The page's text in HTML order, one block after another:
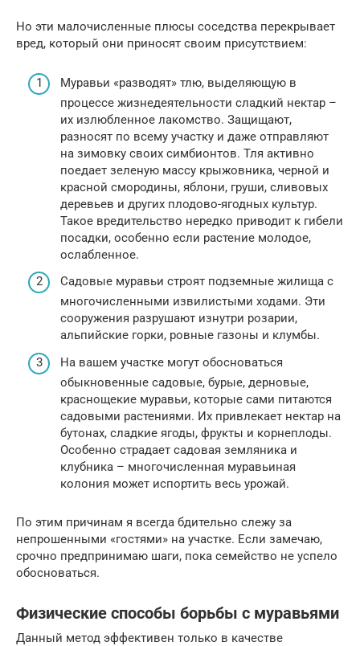
Но эти малочисленные плюсы соседства перекрывает
вред, который они приносят своим присутствием:
Муравьи «разводят» тлю, выделяющую в
процессе жизнедеятельности сладкий нектар –
их излюбленное лакомство. Защищают,
разносят по всему участку и даже отправляют
на зимовку своих симбионтов. Тля активно
поедает зеленую массу крыжовника, черной и
красной смородины, яблони, груши, сливовых
деревьев и других плодово-ягодных культур.
Такое вредительство нередко приводит к гибели
посадки, особенно если растение молодое,
ослабленное.
Садовые муравьи строят подземные жилища с
многочисленными извилистыми ходами. Эти
сооружения разрушают изнутри розарии,
альпийские горки, ровные газоны и клумбы.
На вашем участке могут обосноваться
обыкновенные садовые, бурые, дерновые,
краснощекие муравьи, которые сами питаются
садовыми растениями. Их привлекает нектар на
бутонах, сладкие ягоды, фрукты и корнеплоды.
Особенно страдает садовая земляника и
клубника – многочисленная муравьиная
колония может испортить весь урожай.
По этим причинам я всегда бдительно слежу за
непрошенными «гостями» на участке. Если замечаю,
срочно предпринимаю шаги, пока семейство не успело
обосноваться.
Физические способы борьбы с муравьями
Данный метод эффективен только в качестве